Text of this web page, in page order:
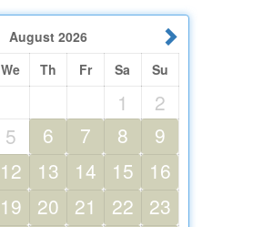
August 2026
We Th Fr Sa Su
1
2
5 6 7 8
9
12 13 14 15
16
19 20 21 22
23